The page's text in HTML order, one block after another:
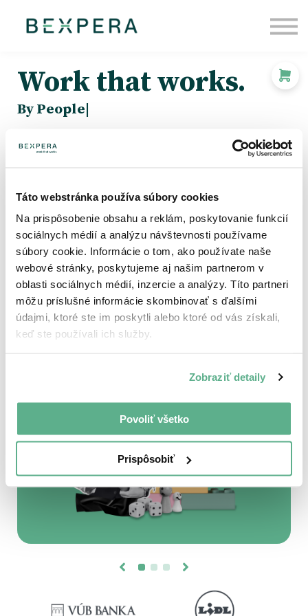
Táto webstránka používa súbory cookies
Na prispôsobenie obsahu a reklám, poskytovanie funkcií
sociálnych médií a analýzu návštevnosti používame
súbory cookie. Informácie o tom, ako používate naše
webové stránky, poskytujeme aj našim partnerom v
oblasti sociálnych médií, inzercie a analýzy. Títo partneri
môžu príslušné informácie skombinovať s ďalšími
údajmi, ktoré ste im poskytli alebo ktoré od vás získali,
keď ste používali ich služby.
Zobraziť detaily
Povoliť všetko
Prispôsobiť
O nás
Prihlásiť sa
Work that works.
By People|
Staňte sa súčasťou komunity lídrov, ktorí nečakajú na
ťažké témy s ľahkosťou a silu meniť dáta na autentické
Chcem ponuku pre firmu
Kurz: Employee Experience Foundation
Kurz: Gender Pay Gap
Kurz: People -Centric Leadership